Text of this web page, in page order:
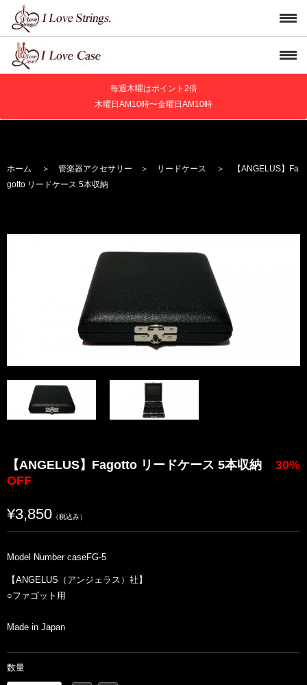
毎週木曜はポイント2倍
木曜日AM10時〜金曜日AM10時
ホーム ＞ 管楽器アクセサリー ＞ リードケース ＞ 【ANGELUS】Fa
gotto リードケース 5本収納
【ANGELUS】Fagotto リードケース 5本収納
30%
OFF
¥3,850 （税込み）
Model Number caseFG-5
【ANGELUS（アンジェラス）社】
○ファゴット用
Made in Japan
数量